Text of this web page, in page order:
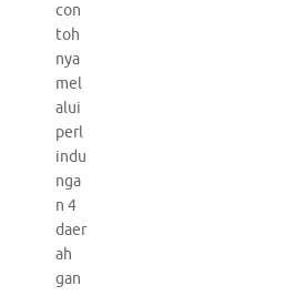
con
toh
nya
mel
alui
perl
indu
nga
n 4
daer
ah
gan